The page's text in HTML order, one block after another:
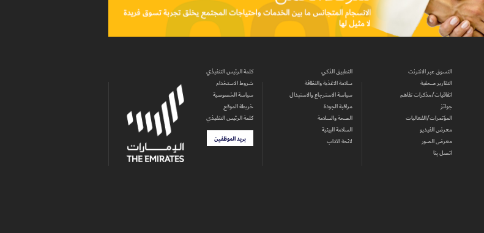
التسوق عبر الانترنت
التقارير صحفية
اتفاقيات/مذكرات تفاهم
جوائز
المؤتمرات/الفعاليات
معرض الفيديو
معرض الصور
اتصل بنا
التطبيق الذكي
سلامة الاغذية والنظافة
سياسة الاسترجاع والاستبدال
مراقبة الجودة
الصحة والسلامة
السلامة البيئية
لائحة الآداب
كلمة الرئيس التنفيذي
شروط الاستخدام
سياسة الخصوصية
خريطة الموقع
كلمة الرئيس التنفيذي
بريد الموظفين